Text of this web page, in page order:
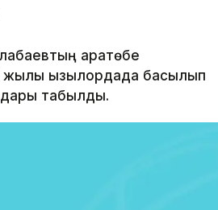
Қаратөбе
жылы Қызылордада басылып
табылды.